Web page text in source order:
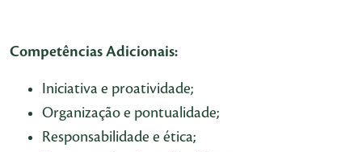
Competências Adicionais:
Iniciativa e proatividade;
Organização e pontualidade;
Responsabilidade e ética;